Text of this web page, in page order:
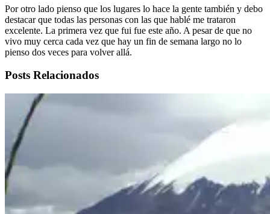
Por otro lado pienso que los lugares lo hace la gente también y debo
destacar que todas las personas con las que hablé me trataron
excelente. La primera vez que fui fue este año. A pesar de que no
vivo muy cerca cada vez que hay un fin de semana largo no lo
pienso dos veces para volver allá.
Posts Relacionados